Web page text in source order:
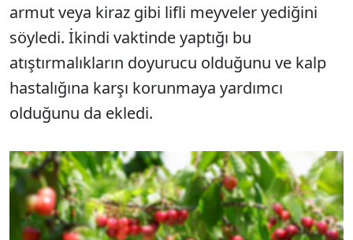
armut veya kiraz gibi lifli meyveler yediğini
söyledi. İkindi vaktinde yaptığı bu
atıştırmalıkların doyurucu olduğunu ve kalp
hastalığına karşı korunmaya yardımcı
olduğunu da ekledi.